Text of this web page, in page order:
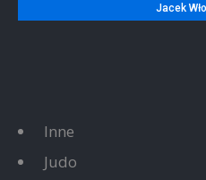
Jacek
Inne
Judo